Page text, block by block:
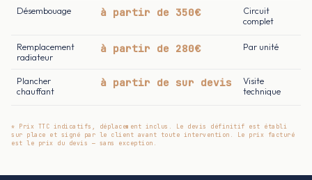
Désembouage à partir de 350€
Circuit
complet
Remplacement
radiateur
à partir de 280€ Par unité
Plancher
chauffant
à partir de sur devis
Visite
technique
* Prix TTC indicatifs, déplacement inclus. Le devis définitif est établi
sur place et signé par le client avant toute intervention. Le prix facturé
est le prix du devis — sans exception.